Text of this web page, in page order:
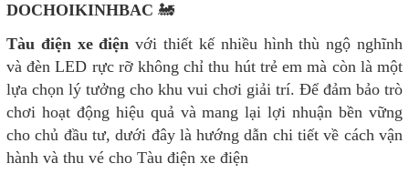
DOCHOIKINHBAC 🚂
Tàu điện xe điệnvới thiết kế nhiều hình thù ngộ nghĩnh
và đèn LED rực rỡ không chỉ thu hút trẻ em mà còn là một
lựa chọn lý tưởng cho khu vui chơi giải trí. Để đảm bảo trò
chơi hoạt động hiệu quả và mang lại lợi nhuận bền vững
cho chủ đầu tư, dưới đây là hướng dẫn chi tiết về cách vận
hành và thu vé cho Tàu điện xe điện